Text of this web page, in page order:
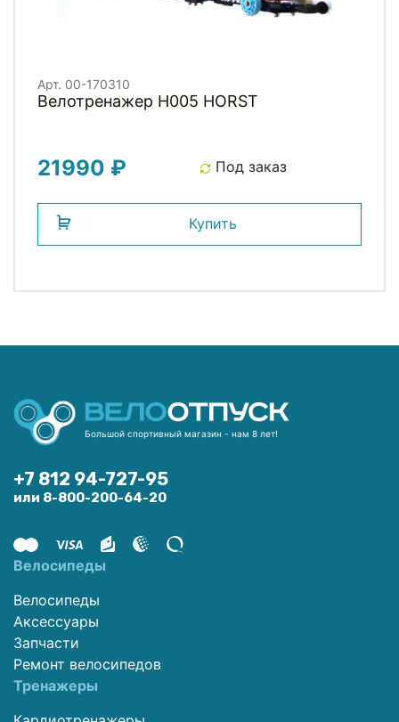
Арт. 00-170310
Велотренажер H005 HORST
21990 ₽ Под заказ
Купить
Большой спортивный магазин - нам 8 лет!
+7 812 94-727-95
или 8-800-200-64-20
Велосипеды
Велосипеды
Аксессуары
Запчасти
Ремонт велосипедов
Тренажеры